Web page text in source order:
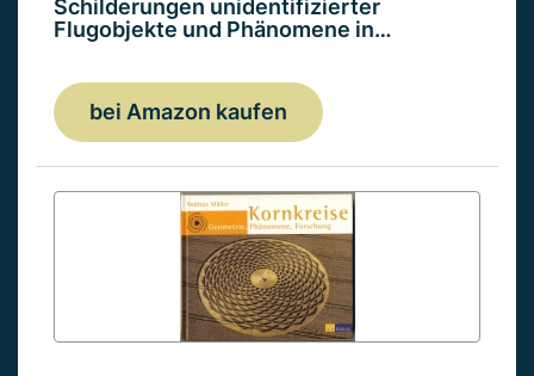
Schilderungen unidentifizierter
Flugobjekte und Phänomene in…
bei Amazon kaufen